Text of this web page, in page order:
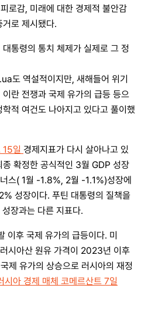
로감, 미래에 대한 경제적 불안감
로 제시됐다.
통령의 통치 체제가 실제로 그 정
도 역설적이지만, 새해들어 위기
란 전쟁과 국제 유가의 급등 등으
적 여건도 나아지고 있다고 풀이했
일 경제지표가 다시 살아나고 있
확정한 공식적인 3월 GDP 성장
스( 1월 -1.8%, 2월 -1.1%)성장에
성장이다. 푸틴 대통령의 질책을
장과는 다른 지표다.
이후 국제 유가의 급등이다. 미
러시아산 원유 가격이 2023년 이후
제 유가의 상승으로 러시아의 재정
시아 경제 매체 코메르산트 7일